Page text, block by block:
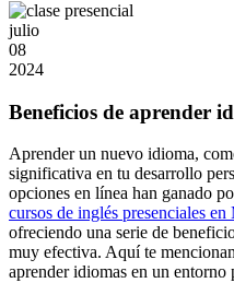
julio
08
2024
Beneficios de aprender
Aprender un nuevo idioma,
significativa en tu desarrollo
opciones en línea han ganado
cursos de inglés presenciales en
ofreciendo una serie de
muy efectiva. Aquí te
aprender idiomas en un entorno